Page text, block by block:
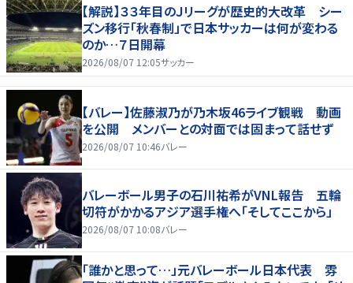
【解説】３３年目のＪリーグが歴史的大改革 シー
ズン移行「秋春制」で日本サッカーは何が変わる
のか…７日開幕
2026/08/07 12:05サッカー
【バレー】佐藤淑乃が乃木坂46ライブ観戦 動画
を公開 メンバーとの対面では固まって話せず
2026/08/07 10:46バレー
バレーボール男子の石川祐希がVNL報告 五輪
切符がかかるアジア選手権へ「そしてここから」
2026/08/07 10:08バレー
「誰かと思って…」元バレーボール日本代表 雰